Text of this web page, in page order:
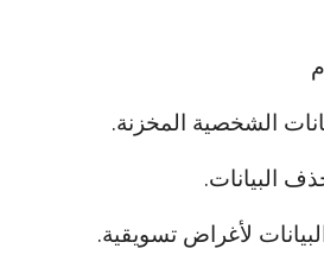
الشخصية المخزنة.
البيانات.
لأغراض تسويقية.